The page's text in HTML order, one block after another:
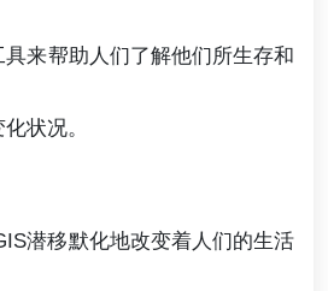
来帮助人们了解他们所生存和
状况。
潜移默化地改变着人们的生活